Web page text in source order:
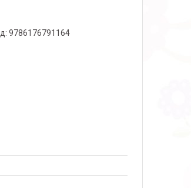
9786176791164